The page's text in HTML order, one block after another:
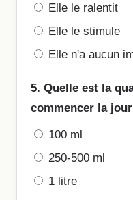
Elle le ralentit
Elle le stimule
Elle n'a aucun
5. Quelle est la
commencer la
100 ml
250-500 ml
1 litre